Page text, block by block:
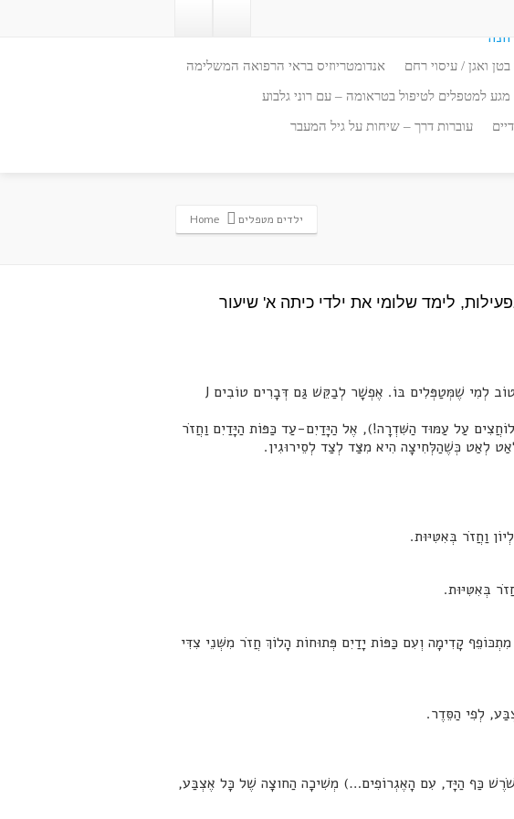
ואגן / עיסוי רחם אנדומטריוזיס בראי הרפואה המשלימה
מגע למטפלים לטיפול בטראומה – עם רוני גלבוע
עוברות דרך – שיחות על גיל המעבר
ילדים מטפלים Home
לימד שלומי את ילדי כיתה א' שיעור
J
הָעֶלְיוֹן, מ-2 צִדִּי עַמּוּד הַשִּׁדְרָה (לֹא לוֹחֲצִים עַל עַמּוּד הַשִּׁדְרָה!), אֶל הַיָּדַיִם-עַד כַּפּוֹת הַיָּדַיִם וַחֲזֹר
לְאַט כְּשֶׁהַלְּחִיצָה הִיא מִצַּד לְצַד לְסֵירוּגִין.
קָדִימָה וְעִם כַּפּוֹת יָדַיִם פְּתוּחוֹת הָלוֹךְ חֲזֹר מִשְּׁנֵי צִדִּי
ם…) מְשִׁיכָה הַחוצָה שֶׁל כָּל אֶצְבַּע,